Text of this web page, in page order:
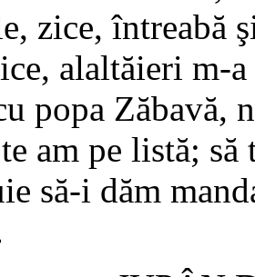
zice, întreabă
alaltăieri m-
popa Zăbavă,
am pe listă;
să-i dăm